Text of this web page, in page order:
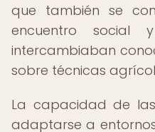
que también se
encuentro social
intercambiaban
sobre técnicas
La capacidad de
adaptarse a